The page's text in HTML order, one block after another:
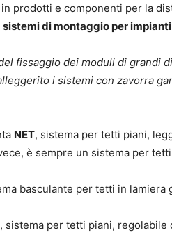
prodotti e componenti per la
sistemi di montaggio per
fissaggio dei moduli di grandi
i sistemi con zavorra
NET, sistema per tetti piani,
è sempre un sistema per
basculante per tetti in lamiera
, sistema per tetti piani, regolabile